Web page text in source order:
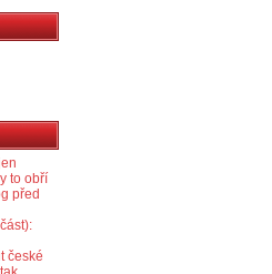
to obří
před
české